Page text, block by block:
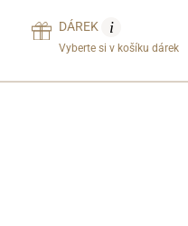
DÁREK i
Vyberte si v košíku dárek